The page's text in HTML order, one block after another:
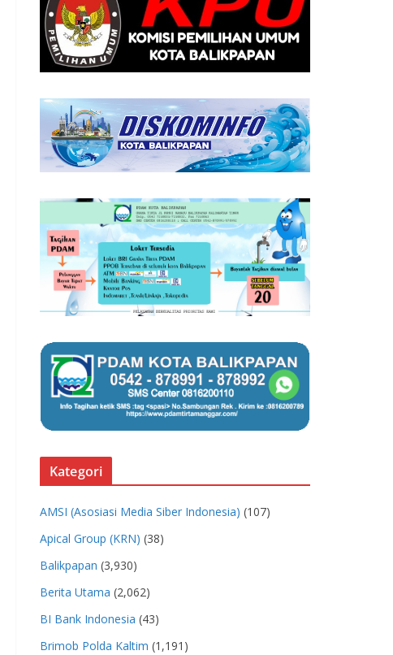
Kategori
AMSI (Asosiasi Media Siber Indonesia) (107)
Apical Group (KRN) (38)
Balikpapan (3,930)
Berita Utama (2,062)
BI Bank Indonesia (43)
Brimob Polda Kaltim (1,191)